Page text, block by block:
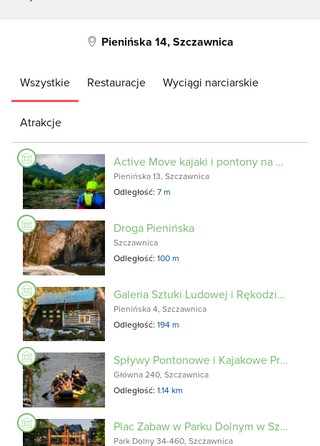
Pienińska 14, Szczawnica
Wszystkie Restauracje Wyciągi narciarskie
Atrakcje
Active Move kajaki i pontony na Dunajcu
Pienińska 13, Szczawnica
Odległość:7 m
Droga Pienińska
Szczawnica
Odległość:100 m
Galeria Sztuki Ludowej i Rękodzieła Krzywa Jabłonka
Pienińska 4, Szczawnica
Odległość:194 m
Spływy Pontonowe i Kajakowe Przełomem Dunajca
Główna 240, Szczawnica
Odległość:1.14 km
Plac Zabaw w Parku Dolnym w Szczawnicy
Park Dolny 34-460, Szczawnica